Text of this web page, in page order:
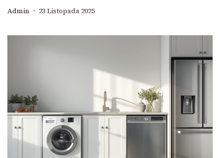
Admin 23 Listopada 2025